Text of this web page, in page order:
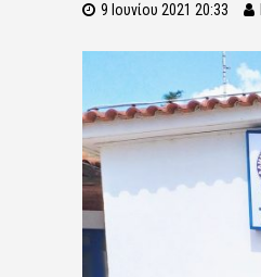
9 Ιουνίου 2021 20:33